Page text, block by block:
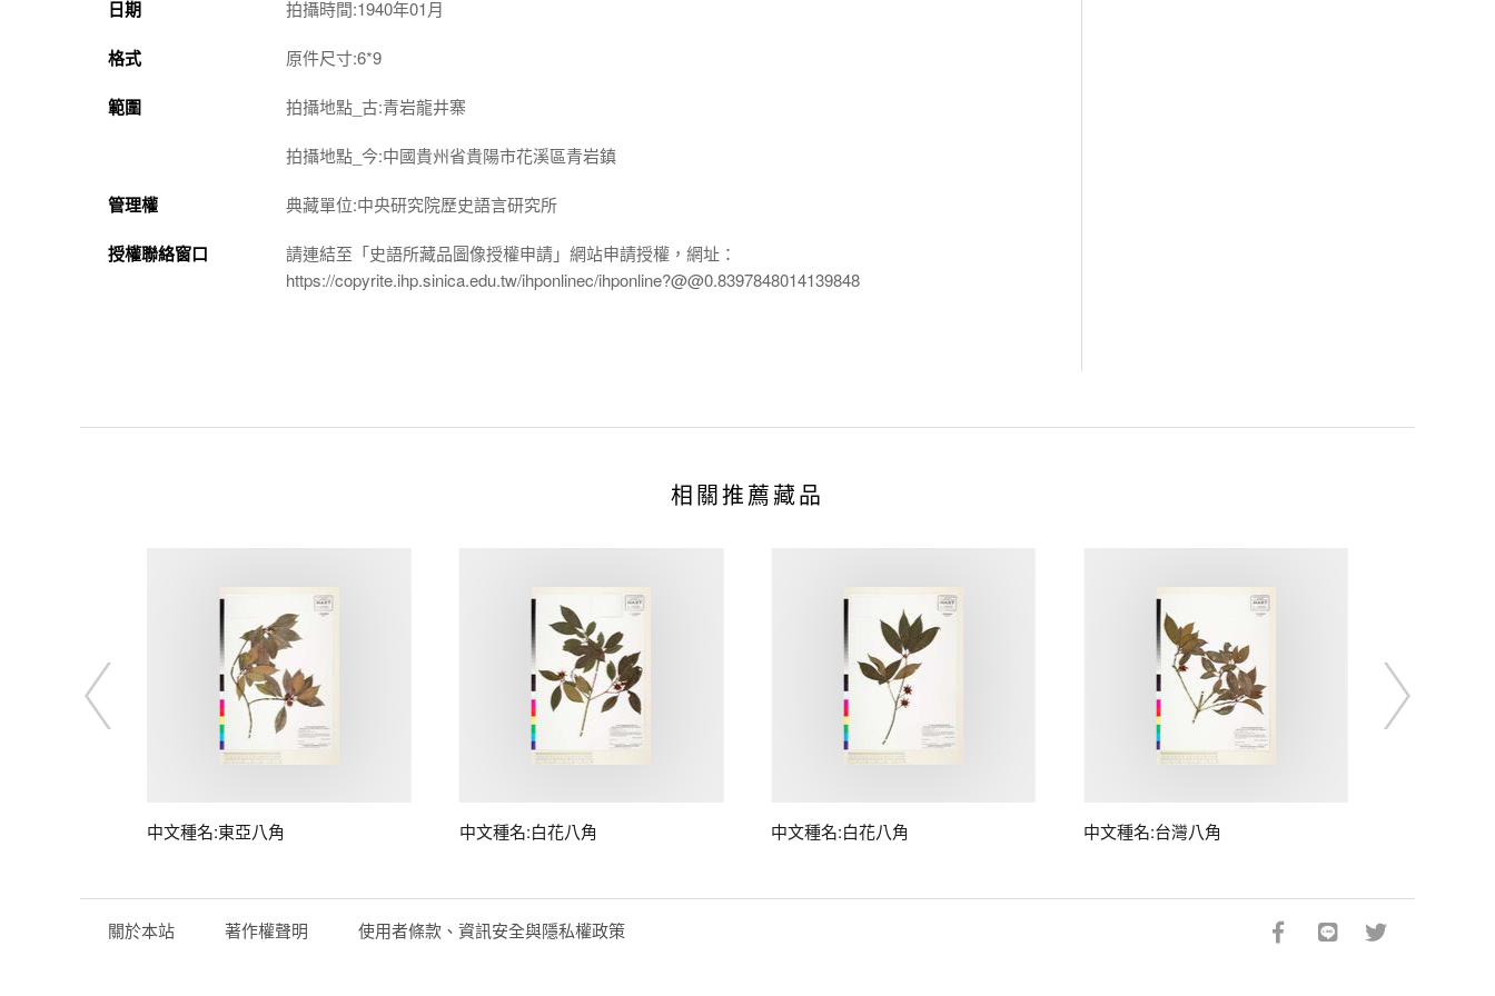
日期 拍攝時間:1940年01月
格式 原件尺寸:6*9
範圍 拍攝地點_古:青岩龍井寨
拍攝地點_今:中國貴州省貴陽市花溪區青岩鎮
管理權 典藏單位:中央研究院歷史語言研究所
授權聯絡窗口
請連結至「史語所藏品圖像授權申請」網站申請授權，網址：
https://copyrite.ihp.sinica.edu.tw/ihponlinec/ihponline?@@0.8397848014139848
相關推薦藏品
中文種名:東亞八角 中文種名:白花八角 中文種名:白花八角 中文種名:台灣八角
關於本站 著作權聲明 使用者條款、資訊安全與隱私權政策